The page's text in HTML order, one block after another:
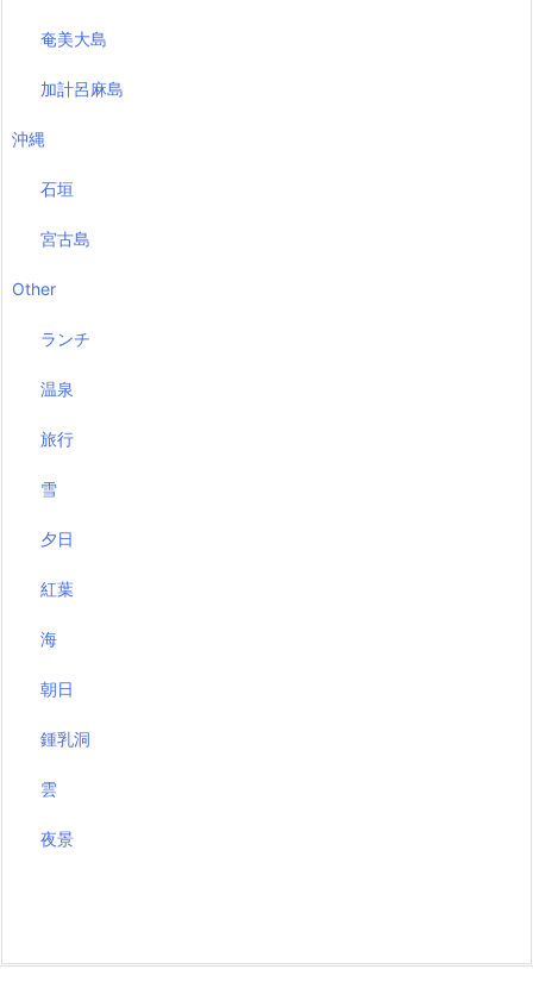
奄美大島
加計呂麻島
沖縄
石垣
宮古島
Other
ランチ
温泉
旅行
雪
夕日
紅葉
海
朝日
鍾乳洞
雲
夜景